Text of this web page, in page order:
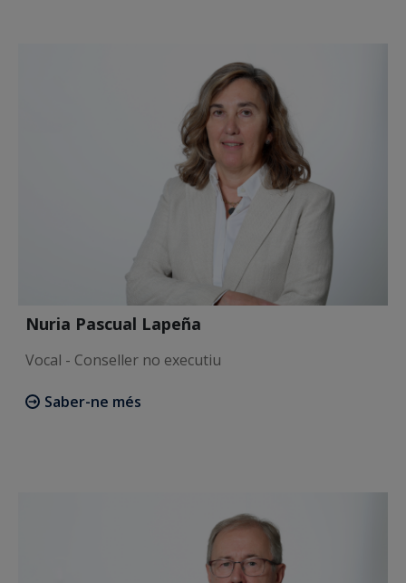
Nuria Pascual Lapeña
Vocal - Conseller no executiu
Saber-ne més